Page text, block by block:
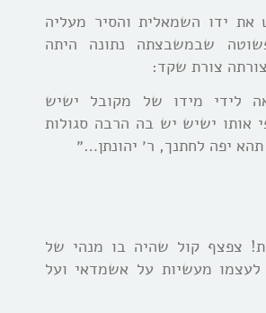
את ידו השמאלית והסיר מעליה
שבמשבצתה נתונה היתה
צורת שקד:
לידי מידו של מקובל ישיש
אותו ישיש יש בה הרבה סגולות
יפה לחתנך, ר׳ יהונתן…״
צפצף קול שהיה בו מנהי של
לעצמו מעשיות על אשמדאי ועל